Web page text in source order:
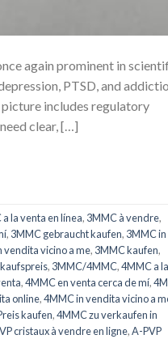
again prominent in
PTSD, and
includes regulatory
clear, […]
a la venta en línea, 3MMC à vendre,
, 3MMC gebraucht kaufen, 3MMC in
vendita vicino a me, 3MMC kaufen,
, 3MMC/4MMC,4MMC a la
,4MMC en venta cerca de mí,
online,4MMC in vendita vicino a
kaufen,4MMC zu verkaufen in
cristaux à vendre en ligne,A-PVP